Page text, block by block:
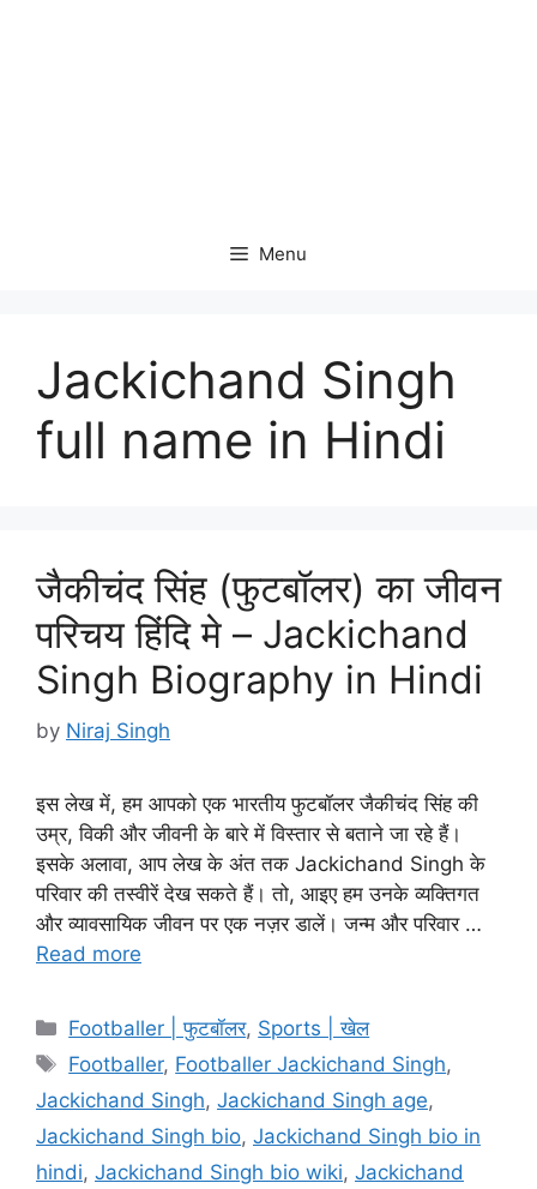
Menu
Jackichand Singh
full name in Hindi
जैकीचंद सिंह (फुटबॉलर) का जीवन
परिचय हिंदि मे – Jackichand
Singh Biography in Hindi
by Niraj Singh
इस लेख में, हम आपको एक भारतीय फुटबॉलर जैकीचंद सिंह की
उम्र, विकी और जीवनी के बारे में विस्तार से बताने जा रहे हैं।
इसके अलावा, आप लेख के अंत तक Jackichand Singh के
परिवार की तस्वीरें देख सकते हैं। तो, आइए हम उनके व्यक्तिगत
और व्यावसायिक जीवन पर एक नज़र डालें। जन्म और परिवार …
Read more
Categories
Footballer | फुटबॉलर, Sports | खेल
Tags
Footballer, Footballer Jackichand Singh,
Jackichand Singh, Jackichand Singh age,
Jackichand Singh bio, Jackichand Singh bio in
hindi, Jackichand Singh bio wiki, Jackichand